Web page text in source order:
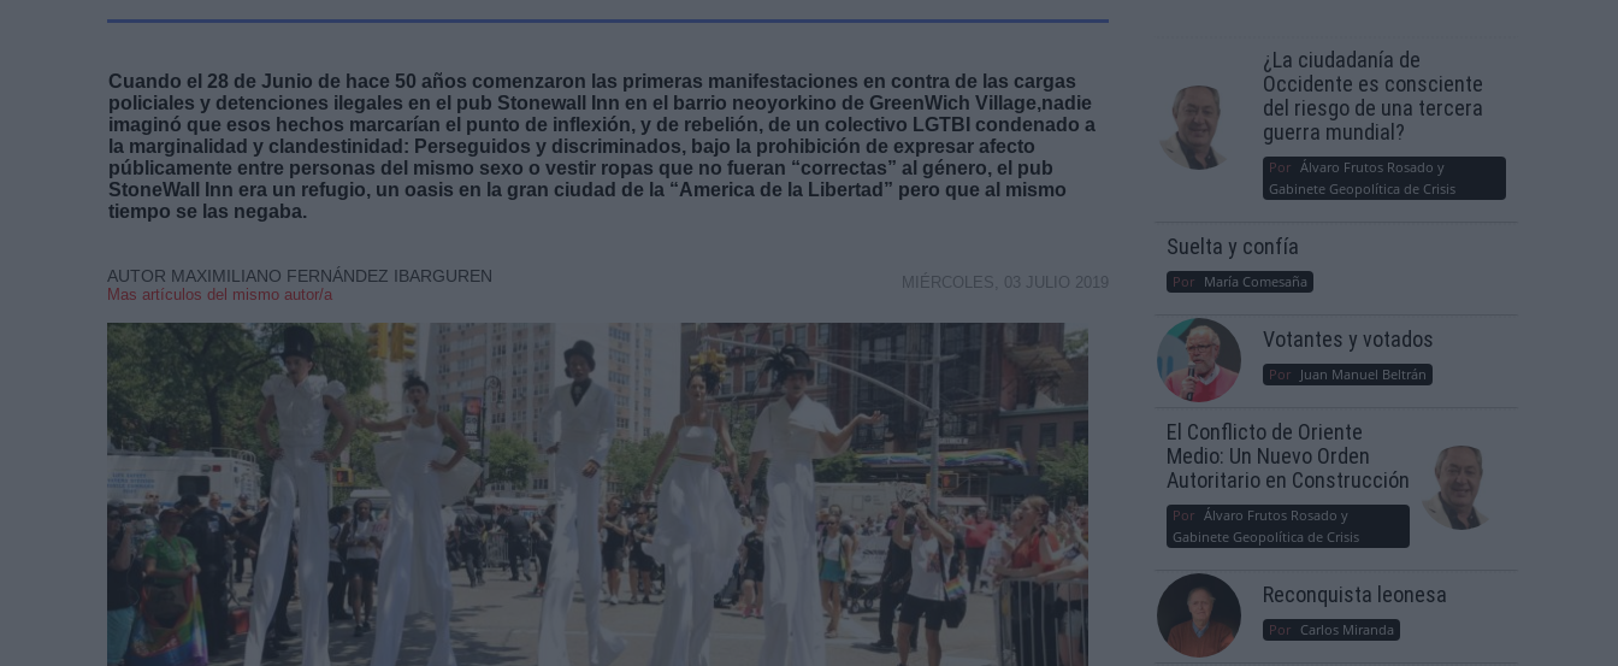
Cuando el 28 de Junio de hace 50 años comenzaron las primeras manifestaciones en contra de las cargas
policiales y detenciones ilegales en el pub Stonewall Inn en el barrio neoyorkino de GreenWich Village,nadie
imaginó que esos hechos marcarían el punto de inflexión, y de rebelión, de un colectivo LGTBI condenado a
la marginalidad y clandestinidad: Perseguidos y discriminados, bajo la prohibición de expresar afecto
públicamente entre personas del mismo sexo o vestir ropas que no fueran “correctas” al género, el pub
StoneWall Inn era un refugio, un oasis en la gran ciudad de la “America de la Libertad” pero que al mismo
tiempo se las negaba.
AUTOR MAXIMILIANO FERNÁNDEZ IBARGUREN
Mas artículos del mismo autor/a
MIÉRCOLES, 03 JULIO 2019
¿La ciudadanía de
Occidente es consciente
del riesgo de una tercera
guerra mundial?
Por Álvaro Frutos Rosado y
Gabinete Geopolítica de Crisis
Suelta y confía
Por María Comesaña
Votantes y votados
Por Juan Manuel Beltrán
El Conflicto de Oriente
Medio: Un Nuevo Orden
Autoritario en Construcción
Por Álvaro Frutos Rosado y
Gabinete Geopolítica de Crisis
Reconquista leonesa
Por Carlos Miranda
Información adicional
link